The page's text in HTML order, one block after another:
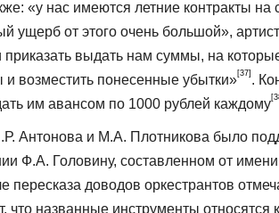
«у нас имеются летние контракты
ущерб от этого очень большой»,
приказать выдать нам суммы, на
и возместить понесенные убытки»[37] .
им авансом по 1000 рублей каждому
Антонова и М.А. Плотникова было
Ф.А. Головину, составленном от
пересказа доводов оркестран­тов
что названные инструменты